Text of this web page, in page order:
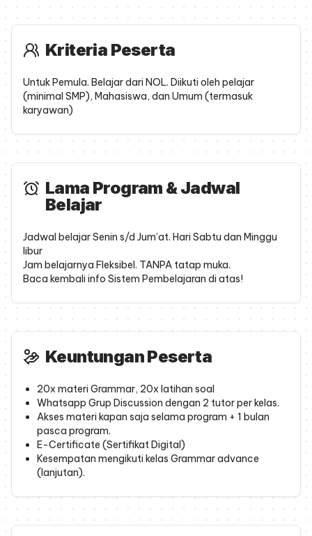
Kriteria Peserta
Untuk Pemula. Belajar dari NOL. Diikuti oleh pelajar
(minimal SMP), Mahasiswa, dan Umum (termasuk
karyawan)
Lama Program & Jadwal
Belajar
Jadwal belajar Senin s/d Jum’at. Hari Sabtu dan Minggu
libur
Jam belajarnya Fleksibel. TANPA tatap muka.
Baca kembali info Sistem Pembelajaran di atas!
Keuntungan Peserta
20x materi Grammar, 20x latihan soal
Whatsapp Grup Discussion dengan 2 tutor per kelas.
Akses materi kapan saja selama program + 1 bulan
pasca program.
E-Certificate (Sertifikat Digital)
Kesempatan mengikuti kelas Grammar advance
(lanjutan).